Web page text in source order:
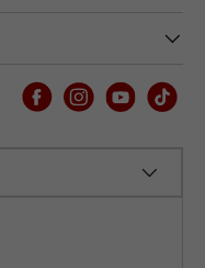
FacebookInstagram
YouTube